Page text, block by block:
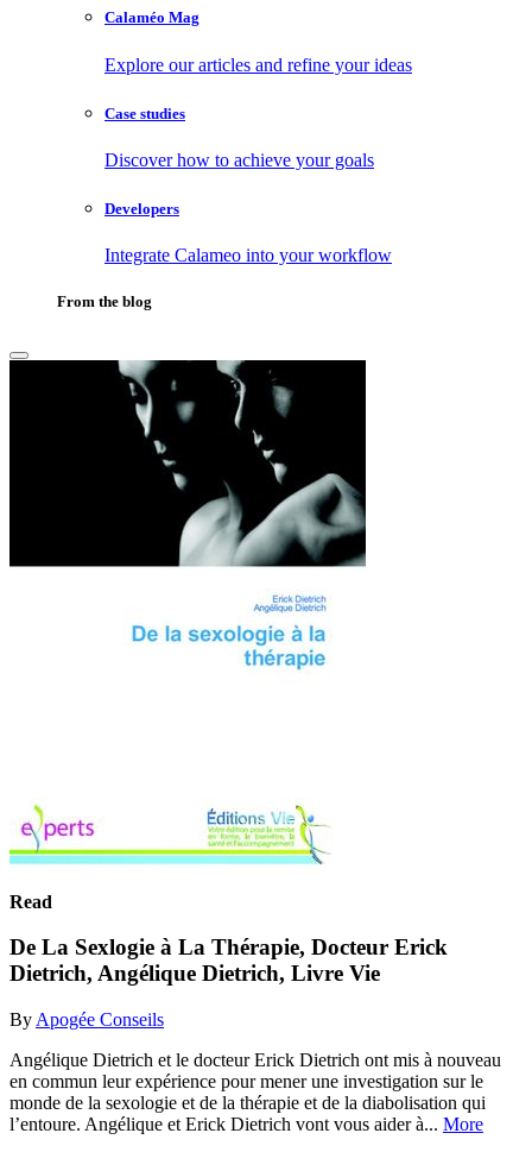
Calaméo Mag
Explore our articles and refine your ideas
Case studies
Discover how to achieve your goals
Developers
Integrate Calameo into your workflow
From the blog
Read
De La Sexlogie à La Thérapie, Docteur Erick
Dietrich, Angélique Dietrich, Livre Vie
By Apogée Conseils
Angélique Dietrich et le docteur Erick Dietrich ont mis à nouveau
en commun leur expérience pour mener une investigation sur le
monde de la sexologie et de la thérapie et de la diabolisation qui
l’entoure. Angélique et Erick Dietrich vont vous aider à... More